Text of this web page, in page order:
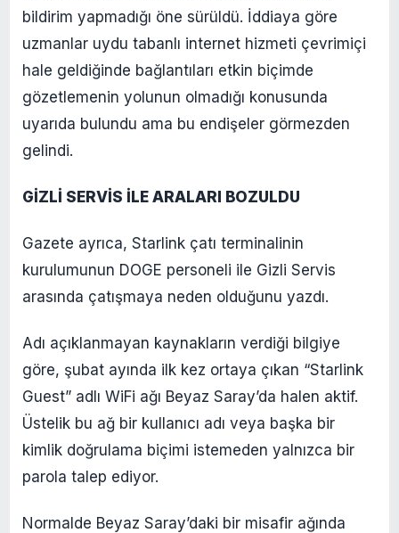
bildirim yapmadığı öne sürüldü. İddiaya göre
uzmanlar uydu tabanlı internet hizmeti çevrimiçi
hale geldiğinde bağlantıları etkin biçimde
gözetlemenin yolunun olmadığı konusunda
uyarıda bulundu ama bu endişeler görmezden
gelindi.
GİZLİ SERVİS İLE ARALARI BOZULDU
Gazete ayrıca, Starlink çatı terminalinin
kurulumunun DOGE personeli ile Gizli Servis
arasında çatışmaya neden olduğunu yazdı.
Adı açıklanmayan kaynakların verdiği bilgiye
göre, şubat ayında ilk kez ortaya çıkan “Starlink
Guest” adlı WiFi ağı Beyaz Saray’da halen aktif.
Üstelik bu ağ bir kullanıcı adı veya başka bir
kimlik doğrulama biçimi istemeden yalnızca bir
parola talep ediyor.
Normalde Beyaz Saray’daki bir misafir ağında